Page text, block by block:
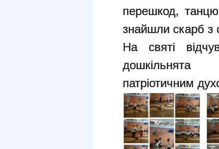
перешкод,
знайшли скарб
На святі
дошкільнята
патріотичним